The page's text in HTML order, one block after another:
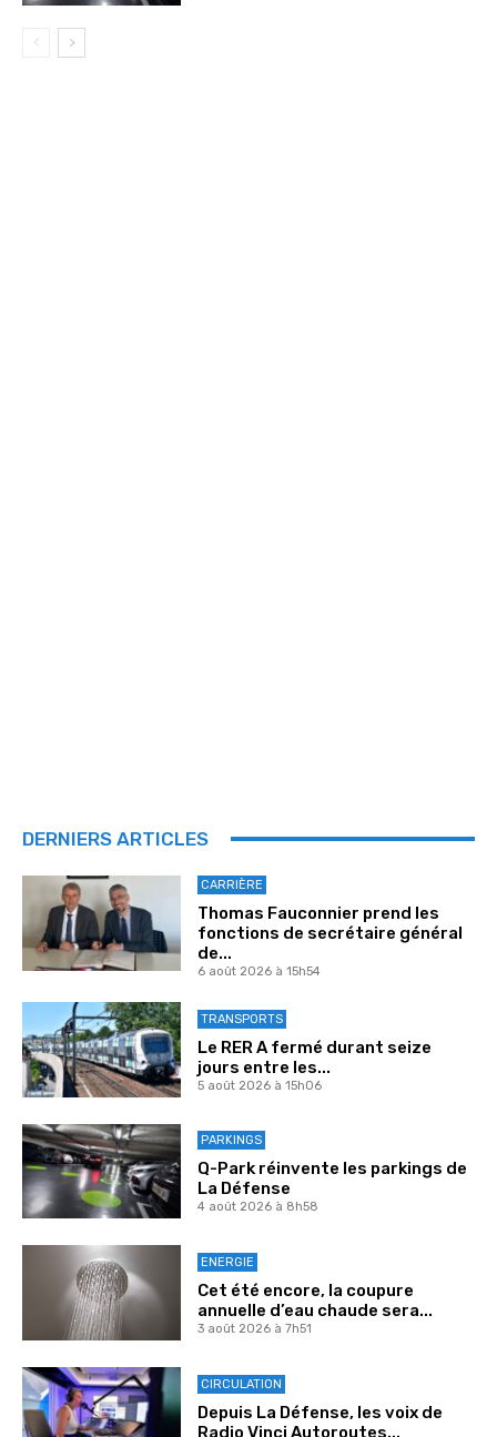
DERNIERS ARTICLES
CARRIÈRE
Thomas Fauconnier prend les
fonctions de secrétaire général
de...
6 août 2026 à 15h54
TRANSPORTS
Le RER A fermé durant seize
jours entre les...
5 août 2026 à 15h06
PARKINGS
Q-Park réinvente les parkings de
La Défense
4 août 2026 à 8h58
ENERGIE
Cet été encore, la coupure
annuelle d’eau chaude sera...
3 août 2026 à 7h51
CIRCULATION
Depuis La Défense, les voix de
Radio Vinci Autoroutes...